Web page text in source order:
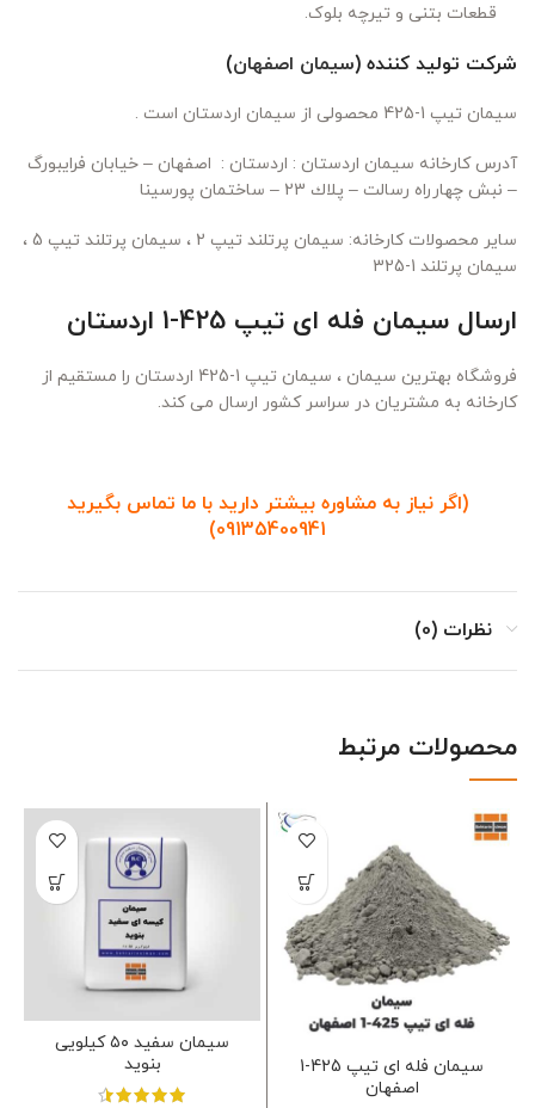
قطعات بتنی و تیرچه بلوک.
شرکت تولید کننده (سیمان اصفهان)
سیمان تیپ 1-425 محصولی از سیمان اردستان است .
آدرس کارخانه سیمان اردستان : اردستان : اصفهان – خيابان فرایبورگ
– نبش چهارراه رسالت – پلاك 23 – ساختمان پورسینا
سایر محصولات کارخانه: سیمان پرتلند تیپ 2 ، سیمان پرتلند تیپ 5 ،
سیمان پرتلند 1-325
ارسال سیمان فله ای تیپ 425-1 اردستان
فروشگاه بهترین سیمان ، سیمان تیپ 1-425 اردستان را مستقیم از
کارخانه به مشتریان در سراسر کشور ارسال می کند.
(اگر نیاز به مشاوره بیشتر دارید با ما تماس بگیرید
09135400941
)
نظرات (0)
محصولات مرتبط
سیمان فله ای تیپ 425-1
اصفهان
سیمان سفید ۵۰ کیلویی
بنوید